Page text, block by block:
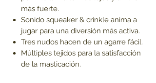
más fuerte.
Sonido squeaker & crinkle anima a
jugar para una diversión más activa.
Tres nudos hacen de un agarre fácil.
Múltiples tejidos para la satisfacción
de la masticación.